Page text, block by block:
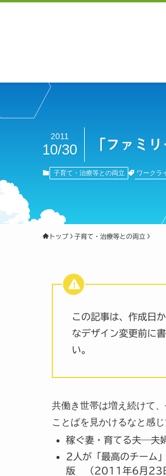
「ファミ
2011
10/30
子育て・治療等との両立 ワークラ
トップ 子育て・治療等との両立
この記事は、作成日
なデザイン変更前に
い。
共働き世帯は増え続けて
ことばを見かけるなと感
稼ぐ妻・育てる夫―
2人が「最高のチー
版 （2011年6月23